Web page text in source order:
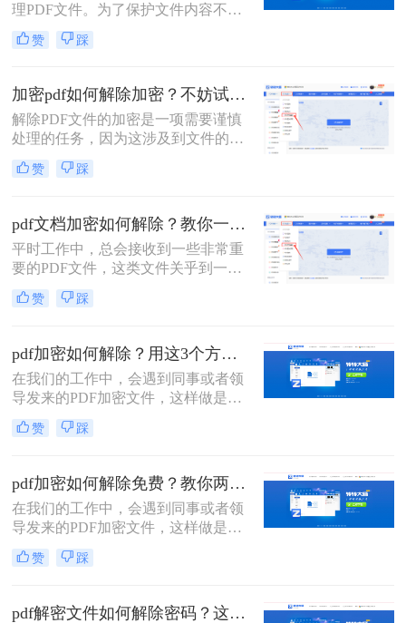
理PDF文件。为了保护文件内容不被
非法复制和传播，许多PDF文件都会
设置加密。然而，当我们需要编辑或
成为了首要任务。本文将为您详细介
绍pdf加密文件如何解除加密，让您轻
松应对各种场景。
赞 踩
加密pdf如何解除加密？不妨试试这两种方法！
解除PDF文件的加密是一项需要谨慎
处理的任务，因为这涉及到文件的安
全性和机密性。在解除加密之前，确
保你了解加密的类型和原因，并拥有
操作。那么加密pdf如何解除加密呢？
以下是一些常见的解除PDF文件加密
的方法。
赞 踩
pdf文档加密如何解除？教你一招解除PDF权限密码！
平时工作中，总会接收到一些非常重
要的PDF文件，这类文件关乎到一些
机密信息，所以我们需要对这类文件
进行加密处理；那么pdf文档加密如何
大家有所帮助！
赞 踩
pdf加密如何解除？用这3个方法立即解密！
在我们的工作中，会遇到同事或者领
导发来的PDF加密文件，这样做是为
了保证文件的机密性；而我们每次打
开PDF文件都需要输入密码才能进行
时，就会很麻烦。这时我们就需要对
其进行解密，以方便后续的操作，那
有什么办法能进行PDF解密呢？当然
有，今天小编就为大家推荐2个方
法，大家一起看看pdf加密如何解除
吧！
赞 踩
pdf加密如何解除免费？教你两种方法，轻松解锁pdf文件！
在我们的工作中，会遇到同事或者领
导发来的PDF加密文件，这样做是为
了保证文件的机密性；而我们每次打
开PDF文件都需要输入密码才能进行
时，就会很麻烦。
赞 踩
pdf解密文件如何解除密码？这两种解密方法很简单